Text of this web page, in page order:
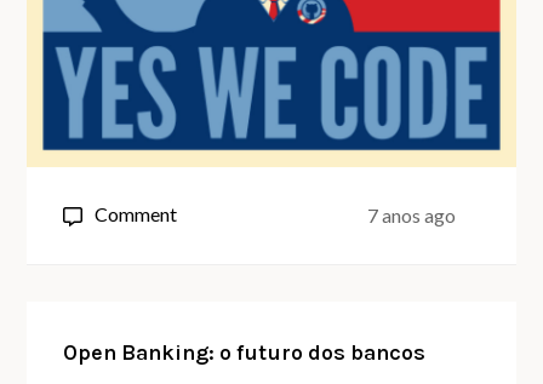
Commenton
patrocinado
7 anos ago
Open Banking: o futuro dos bancos